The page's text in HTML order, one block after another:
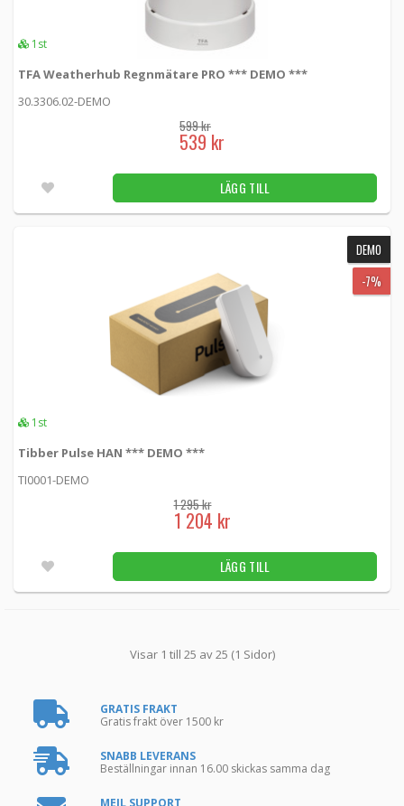
1st
TFA Weatherhub Regnmätare PRO *** DEMO ***
30.3306.02-DEMO
599 kr
539 kr
LÄGG TILL
DEMO
-7%
1st
Tibber Pulse HAN *** DEMO ***
TI0001-DEMO
1 295 kr
1 204 kr
LÄGG TILL
Visar 1 till 25 av 25 (1 Sidor)
GRATIS FRAKT
Gratis frakt över 1500 kr
SNABB LEVERANS
Beställningar innan 16.00 skickas samma dag
MEJL SUPPORT